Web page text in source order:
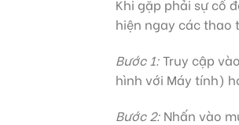
Khi gặp phải sự cố
hiện ngay các thao
Bước 1:Truy cập
hình với Máy tính)
Bước 2: Nhấn vào